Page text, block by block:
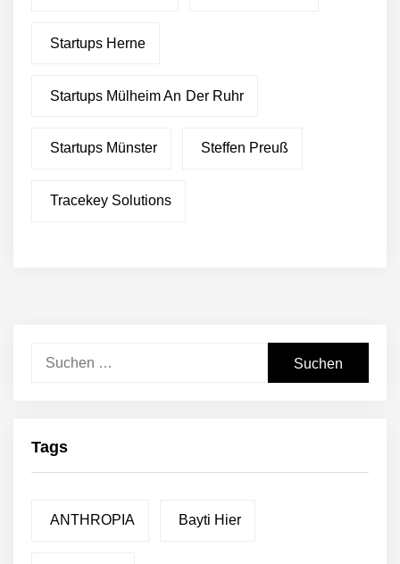
Startups Herne
Startups Mülheim An Der Ruhr
Startups Münster Steffen Preuß
Tracekey Solutions
Tags
ANTHROPIA Bayti Hier